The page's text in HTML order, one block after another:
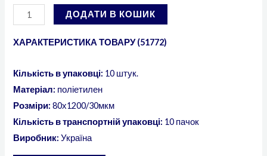
ДОДАТИ В КОШИК
ХАРАКТЕРИСТИКА ТОВАРУ (51772)
Кількість в упаковці: 10 штук.
Матеріал: поліетилен
Розміри: 80х1200/30мкм
Кількість в транспортній упаковці: 10 пачок
Виробник: Україна